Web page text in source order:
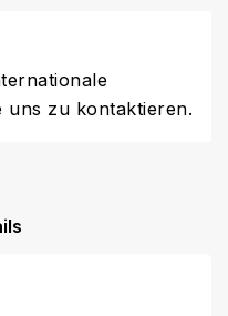
uns zu kontaktieren.